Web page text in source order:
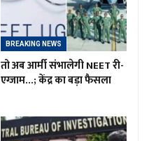
BREAKING NEWS
तो अब आर्मी संभालेगी NEET री-
एग्जाम…; केंद्र का बड़ा फैसला